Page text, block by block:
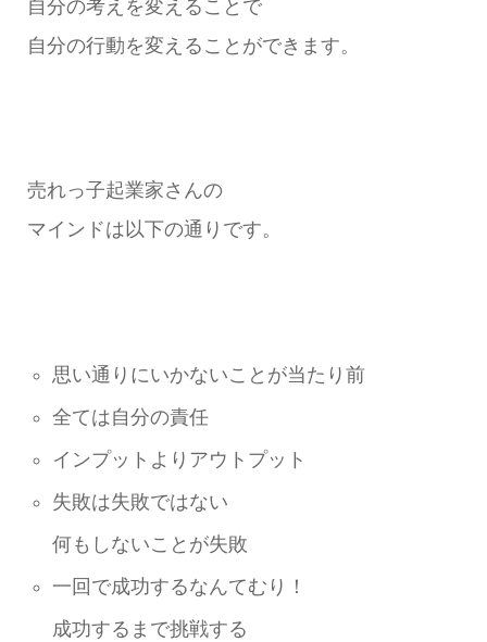
自分の考えを変えることで
自分の行動を変えることができます。
売れっ子起業家さんの
マインドは以下の通りです。
思い通りにいかないことが当たり前
全ては自分の責任
インプットよりアウトプット
失敗は失敗ではない
何もしないことが失敗
一回で成功するなんてむり！
成功するまで挑戦する